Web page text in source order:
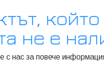
не е
с нас за повече